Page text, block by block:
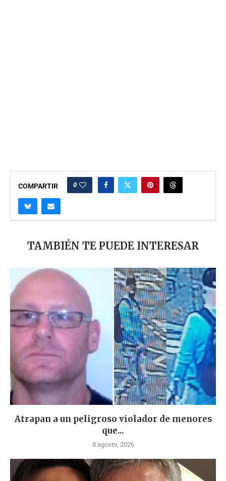
COMPARTIR 0
TAMBIÉN TE PUEDE INTERESAR
Atrapan a un peligroso violador de menores
que...
8 agosto, 2026